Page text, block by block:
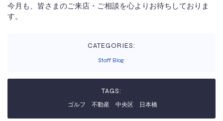
今月も、皆さまのご来店・ご相談を心よりお待ちしておりま
す。
CATEGORIES:
Staff Blog
TAGS:
ゴルフ 不動産 中央区 日本橋